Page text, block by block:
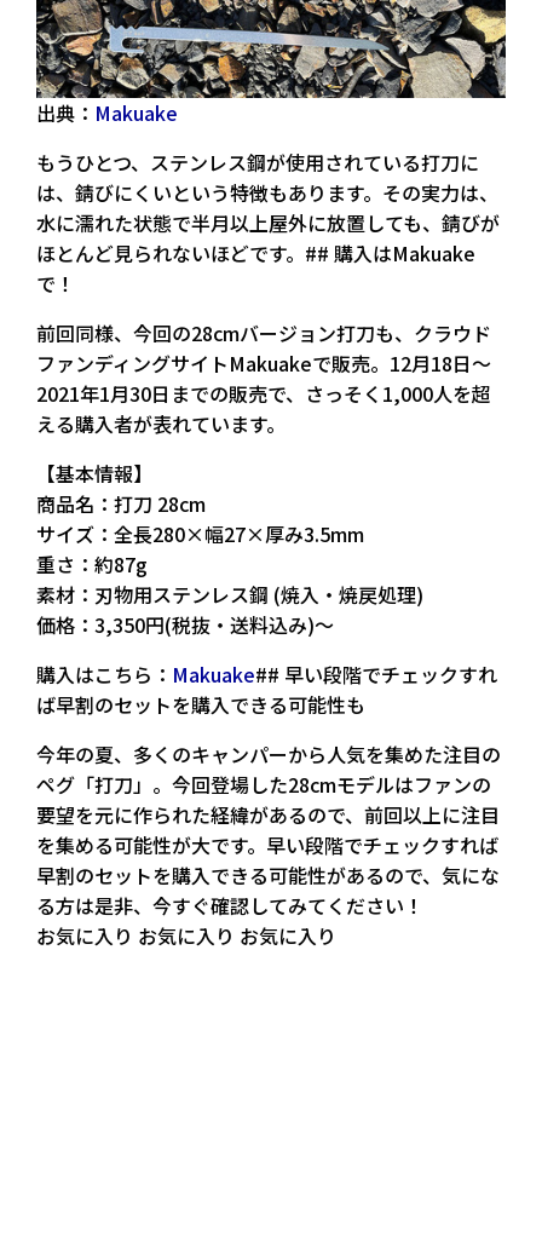
出典： Makuake
もうひとつ、ステンレス鋼が使用されている打刀に
は、錆びにくいという特徴もあります。その実力は、
水に濡れた状態で半月以上屋外に放置しても、錆びが
ほとんど見られないほどです。## 購入はMakuake
で！
前回同様、今回の28cmバージョン打刀も、クラウド
ファンディングサイトMakuakeで販売。12月18日〜
2021年1月30日までの販売で、さっそく1,000人を超
える購入者が表れています。
【基本情報】
商品名：打刀 28cm
サイズ：全長280×幅27×厚み3.5mm
重さ：約87g
素材：刃物用ステンレス鋼 (焼入・焼戻処理)
価格：3,350円(税抜・送料込み)〜
購入はこちら： Makuake## 早い段階でチェックすれ
ば早割のセットを購入できる可能性も
今年の夏、多くのキャンパーから人気を集めた注目の
ペグ「打刀」。今回登場した28cmモデルはファンの
要望を元に作られた経緯があるので、前回以上に注目
を集める可能性が大です。早い段階でチェックすれば
早割のセットを購入できる可能性があるので、気にな
る方は是非、今すぐ確認してみてください！
お気に入り お気に入り お気に入り